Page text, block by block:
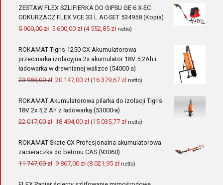
ZESTAW FLEX SZLIFIERKA DO GIPSU GE 6 X-EC
ODKURZACZ FLEX VCE 33 L AC-SET 534958 (Kopia)
5 900,00zł Pierwotna
wynosiła:
5
900,00 zł.
5 600,00 złAktualna
wynosi:
5
600,00 zł.
(4 552,85 złnetto)
ROKAMAT Tigris 1250 CX Akumulatorowa
przecinarka izolacyjna 2x akumulator 18V 5.2Ah i
ładowarka w drewnianej walizce (54000-a)
23 985,00zł Pierwotna
wynosiła:
23
20 147,00 złAktualna
wynosi:
20
(16 379,67 złnetto)
ROKAMAT Akumulatorowa pilarka do izolacji Tigris
18V 2x 5,2 Ah z ładowarką (53000-a)
22 017,00zł Pierwotna
wynosiła:
22
18 494,00 złAktualna
wynosi:
18
494,00 zł.
(15 035,77 złnetto)
ROKAMAT Skate CX Profesjonalna akumulatorowa
zacieraczka do betonu CAS (93060)
11 747,00zł Pierwotna
wynosiła:
9 867,00 złAktualna
wynosi:
(8 021,95 złnetto)